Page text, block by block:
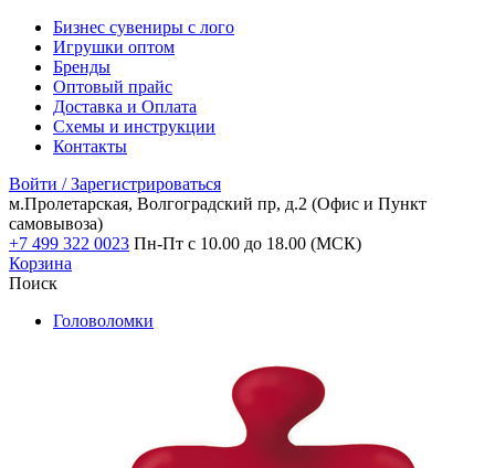
Бизнес сувениры с лого
Игрушки оптом
Бренды
Оптовый прайс
Доставка и Оплата
Схемы и инструкции
Контакты
Войти / Зарегистрироваться
м.Пролетарская, Волгоградский пр, д.2 (Офис и Пункт
самовывоза)
+7 499 322 0023 Пн-Пт с 10.00 до 18.00 (МСК)
Корзина
Поиск
Головоломки